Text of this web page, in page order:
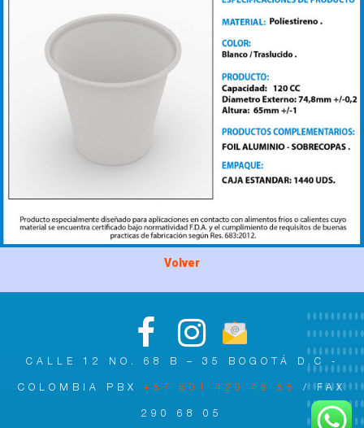
Volver
CALLE 12 NO. 68 B – 35 BOGOTÁ D.C -
COLOMBIA PBX +57 601 420 46 55 / FAX
290 68 05